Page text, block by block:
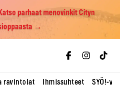
parhaat menovinkit Cityn
→
ravintolat Ihmissuhteet SYÖ!-